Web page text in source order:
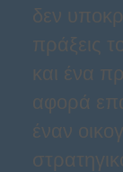
δεν
πράξεις
και ένα
αφορά
έναν